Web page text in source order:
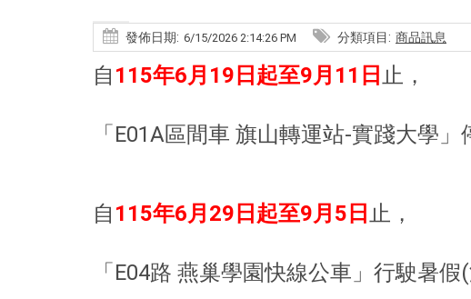
發佈日期: 6/15/2026 2:14:26 PM 分類項目: 商品訊息
自 115年6月19日起至9月11日 止，
「E01A區間車 旗山轉運站-實踐大學」
自 115年6月29日起至9月5日 止，
「E04路 燕巢學園快線公車」行駛暑假